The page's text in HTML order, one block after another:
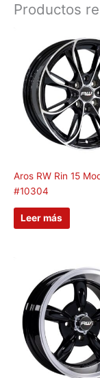
Productos
Aros RW Rin 15
#10304
Leer más